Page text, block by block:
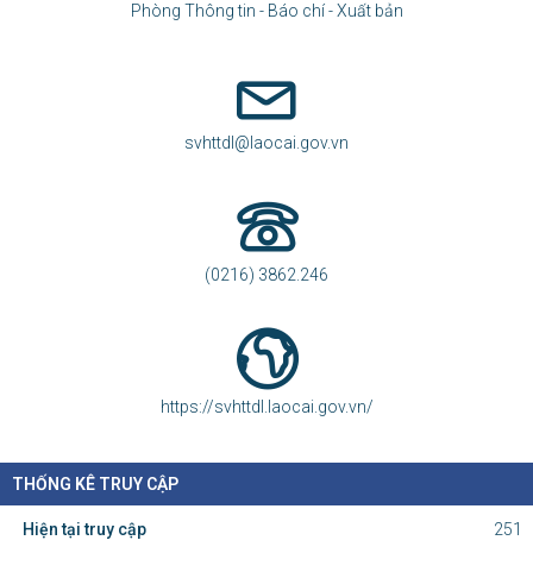
Phòng Thông tin - Báo chí - Xuất bản
svhttdl@laocai.gov.vn
(0216) 3862.246
https://svhttdl.laocai.gov.vn/
THỐNG KÊ TRUY CẬP
Hiện tại truy cập 251